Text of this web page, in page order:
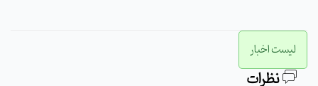
لیست اخبار
نظرات